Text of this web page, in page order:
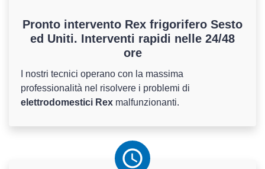
Pronto intervento Rex frigorifero Sesto
ed Uniti. Interventi rapidi nelle 24/48
ore
I nostri tecnici operano con la massima
professionalità nel risolvere i problemi di
elettrodomestici Rex malfunzionanti.